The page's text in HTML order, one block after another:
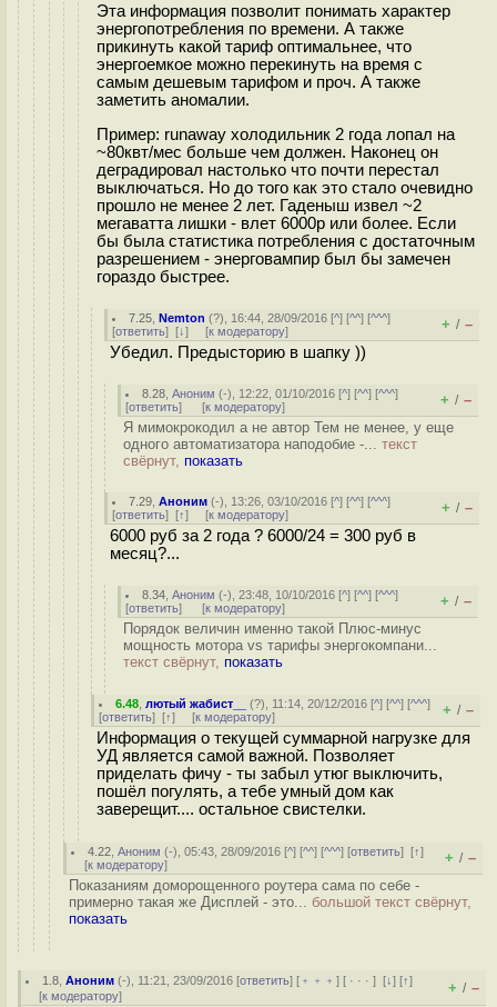
Эта информация позволит понимать характер
энергопотребления по времени. А также
прикинуть какой тариф оптимальнее, что
энергоемкое можно перекинуть на время с
самым дешевым тарифом и проч. А также
заметить аномалии.
Пример: runaway холодильник 2 года лопал на
~80квт/мес больше чем должен. Наконец он
деградировал настолько что почти перестал
выключаться. Но до того как это стало очевидно
прошло не менее 2 лет. Гаденыш извел ~2
мегаватта лишки - влет 6000р или более. Если
бы была статистика потребления с достаточным
разрешением - энерговампир был бы замечен
гораздо быстрее.
7.25 ,Nemton (?), 16:44, 28/09/2016 [^] [^^] [^^^]
[ответить] [↓] [к модератору] + / –
Убедил. Предысторию в шапку ))
8.28 ,Аноним (-), 12:22, 01/10/2016 [^] [^^] [^^^]
[ответить] [к модератору] + / –
Я мимокрокодил а не автор Тем не менее, у еще
одного автоматизатора наподобие -... текст
свёрнут, показать
7.29 ,Аноним (-), 13:26, 03/10/2016 [^] [^^] [^^^]
[ответить] [↑] [к модератору] + / –
6000 руб за 2 года ? 6000/24 = 300 руб в
месяц?...
8.34 ,Аноним (-), 23:48, 10/10/2016 [^] [^^] [^^^]
[ответить] [к модератору] + / –
Порядок величин именно такой Плюс-минус
мощность мотора vs тарифы энергокомпани...
текст свёрнут, показать
6.48 ,лютый жабист__ (?), 11:14, 20/12/2016 [^] [^^] [^^^]
[ответить] [↑] [к модератору] + / –
Информация о текущей суммарной нагрузке для
УД является самой важной. Позволяет
приделать фичу - ты забыл утюг выключить,
пошёл погулять, а тебе умный дом как
заверещит.... остальное свистелки.
4.22 ,Аноним (-), 05:43, 28/09/2016 [^] [^^] [^^^] [ответить][↑]
[к модератору] + / –
Показаниям доморощенного роутера сама по себе -
примерно такая же Дисплей - это... большой текст свёрнут,
показать
1.8 ,Аноним (-), 11:21, 23/09/2016 [ответить] [ ﹢﹢﹢] [ · · ·][↓] [↑]
[к модератору] + / –